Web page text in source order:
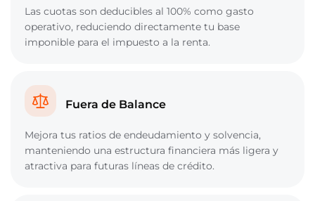
Las cuotas son deducibles al 100% como gasto
operativo, reduciendo directamente tu base
imponible para el impuesto a la renta.
Fuera de Balance
Mejora tus ratios de endeudamiento y solvencia,
manteniendo una estructura financiera más ligera y
atractiva para futuras líneas de crédito.